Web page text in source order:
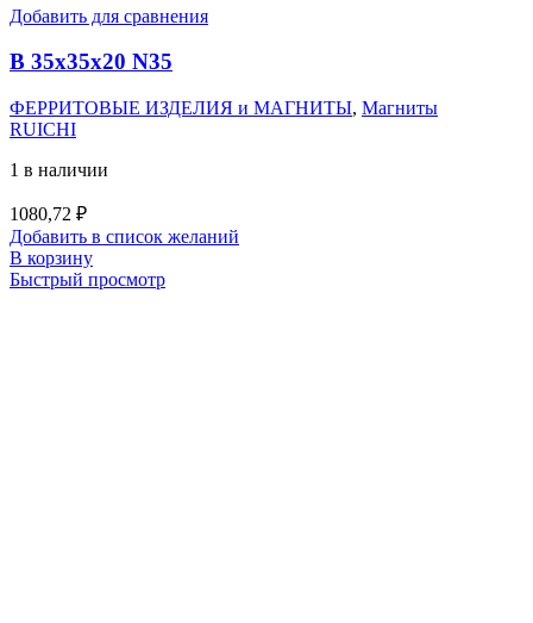
Добавить для сравнения
B 35x35x20 N35
ФЕРРИТОВЫЕ ИЗДЕЛИЯ и МАГНИТЫ, Магниты
RUICHI
1 в наличии
1080,72 ₽
Добавить в список желаний
В корзину
Быстрый просмотр